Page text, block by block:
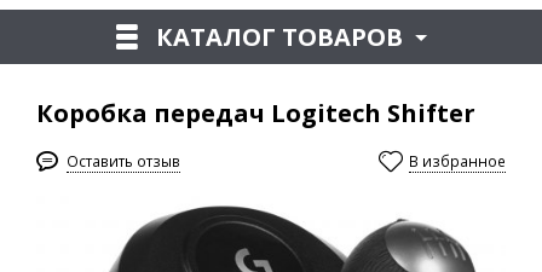
КАТАЛОГ ТОВАРОВ
Коробка передач Logitech Shifter
Оставить отзыв В избранное